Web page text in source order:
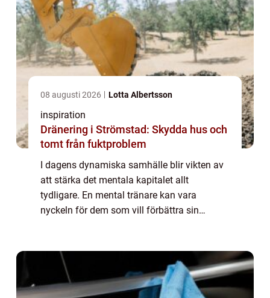
08 augusti 2026 Lotta Albertsson
inspiration
Dränering i Strömstad: Skydda hus och
tomt från fuktproblem
I dagens dynamiska samhälle blir vikten av
att stärka det mentala kapitalet allt
tydligare. En mental tränare kan vara
nyckeln för dem som vill förbättra sin